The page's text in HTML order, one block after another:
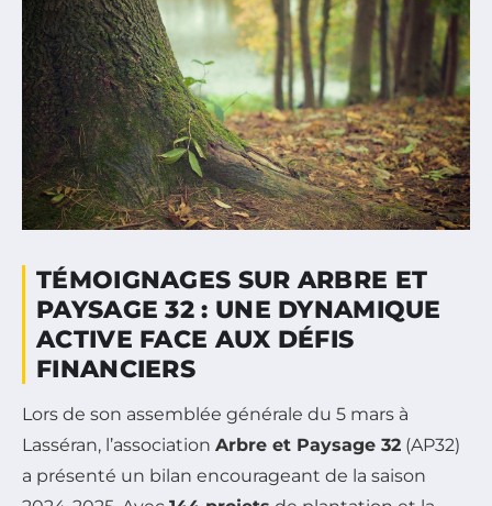
TÉMOIGNAGES SUR ARBRE ET
PAYSAGE 32 : UNE DYNAMIQUE
ACTIVE FACE AUX DÉFIS
FINANCIERS
Lors de son assemblée générale du 5 mars à
Lasséran, l’association Arbre et Paysage 32 (AP32)
a présenté un bilan encourageant de la saison